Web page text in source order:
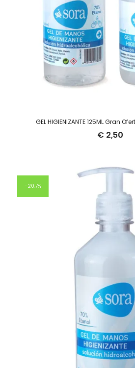
GEL HIGIENIZANTE 125ML Gran
€ 2,50
20.7%